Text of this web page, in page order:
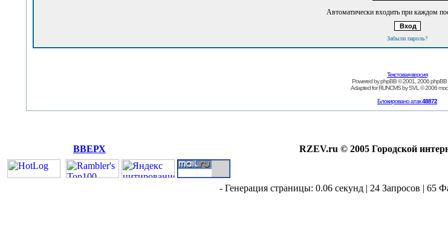
Автоматически входить при каждом
Забыли пароль?
Текстовая версия
Powered byphpBB© 2001, 2006 phpBB
Adapted forRUNCMSbySVL © 2006
Блокировано атак48872
ВВЕРХ RZEV.ru © 2005 Городской
- Генерация страницы: 0.06 секунд | 24 Запросов |